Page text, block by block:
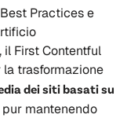
Practices e
il First Contentful
trasformazione
dei siti basati su
pur mantenendo